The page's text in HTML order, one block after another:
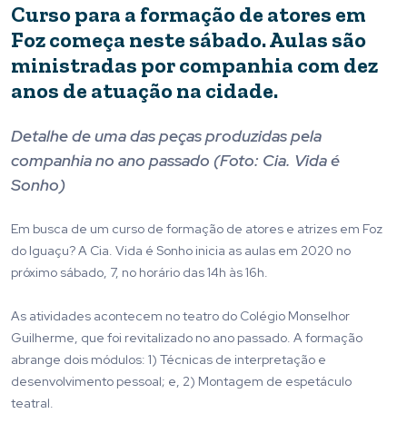
Curso para a formação de atores em
Foz começa neste sábado. Aulas são
ministradas por companhia com dez
anos de atuação na cidade.
Detalhe de uma das peças produzidas pela
companhia no ano passado (Foto: Cia. Vida é
Sonho)
Em busca de um curso de formação de atores e atrizes em Foz
do Iguaçu? A Cia. Vida é Sonho inicia as aulas em 2020 no
próximo sábado, 7, no horário das 14h às 16h.
As atividades acontecem no teatro do Colégio Monselhor
Guilherme, que foi revitalizado no ano passado. A formação
abrange dois módulos: 1) Técnicas de interpretação e
desenvolvimento pessoal; e, 2) Montagem de espetáculo
teatral.